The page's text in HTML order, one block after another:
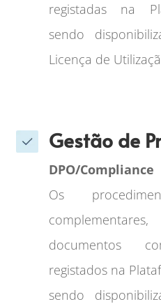
registadas na
sendo
Licença de
Gestão de
DPO/Compliance
Os
documentos
registados na
sendo